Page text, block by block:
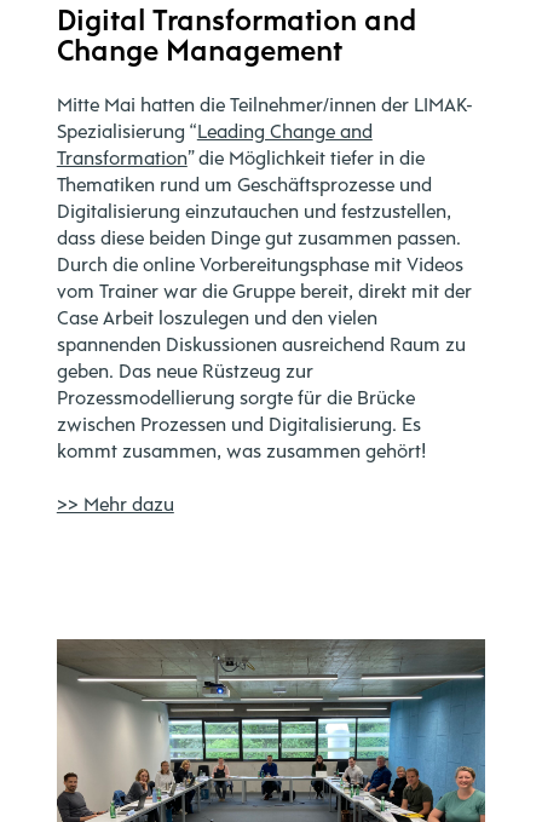
Digital Transformation and
Change Management
Mitte Mai hatten die Teilnehmer/innen der LIMAK-
Spezialisierung “Leading Change and
Transformation” die Möglichkeit tiefer in die
Thematiken rund um Geschäftsprozesse und
Digitalisierung einzutauchen und festzustellen,
dass diese beiden Dinge gut zusammen passen.
Durch die online Vorbereitungsphase mit Videos
vom Trainer war die Gruppe bereit, direkt mit der
Case Arbeit loszulegen und den vielen
spannenden Diskussionen ausreichend Raum zu
geben. Das neue Rüstzeug zur
Prozessmodellierung sorgte für die Brücke
zwischen Prozessen und Digitalisierung. Es
kommt zusammen, was zusammen gehört!
>> Mehr dazu